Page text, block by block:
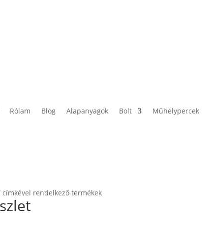
Rólam Blog Alapanyagok Bolt Műhelypercek
címkével rendelkező termékek